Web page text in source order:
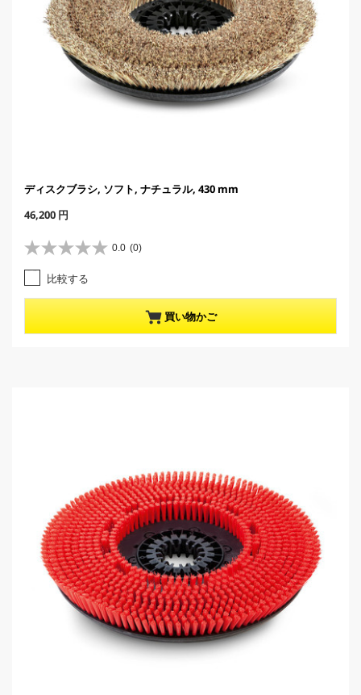
ディスクブラシ, ソフト, ナチュラル, 430 mm
C
r
r
e
n
t
p
r
46,200 円
0.0 (0)
星
0
.
0
5
比較する
買い物かご